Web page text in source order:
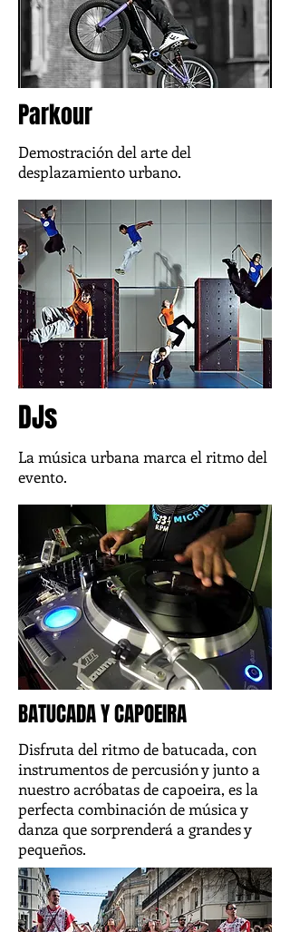
Parkour
Demostración del arte del
desplazamiento urbano.
DJs
La música urbana marca el ritmo del
evento.
BATUCADA Y CAPOEIRA
Disfruta del ritmo de batucada, con
instrumentos de percusión y junto a
nuestro acróbatas de capoeira, es la
perfecta combinación de música y
danza que sorprenderá a grandes y
pequeños.